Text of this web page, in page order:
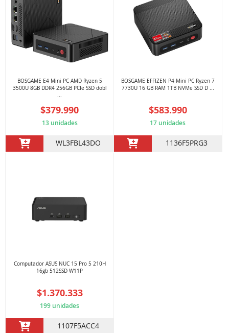
BOSGAME E4 Mini PC AMD Ryzen 5
3500U 8GB DDR4 256GB PCIe SSD dobl
$379.990
13 unidades
WL3FBL43DO
BOSGAME EFFIZEN P4 Mini PC Ryzen 7
7730U 16 GB RAM 1TB NVMe SSD D ...
$583.990
17 unidades
1136F5PRG3
Computador ASUS NUC 15 Pro 5 210H
16gb 512SSD W11P
$1.370.333
199 unidades
1107F5ACC4